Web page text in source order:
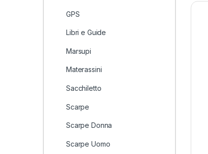
GPS
Libri e Guide
Marsupi
Materassini
Sacchiletto
Scarpe
Scarpe Donna
Scarpe Uomo